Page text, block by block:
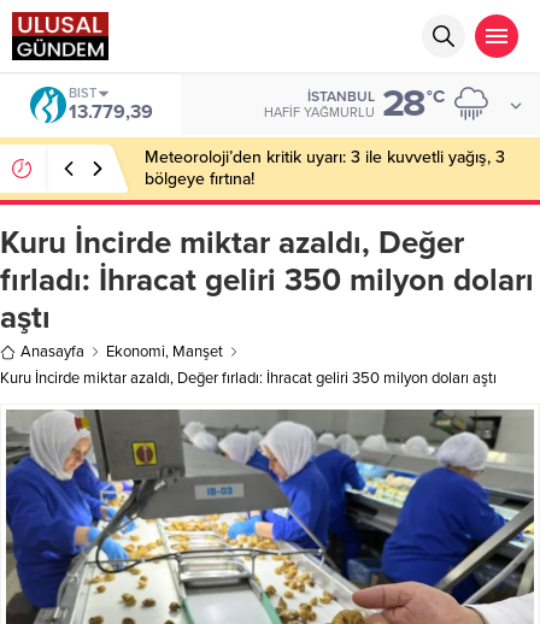
BIST
13.779,39
İSTANBUL
HAFIF YAĞMURLU 28°C
Meteoroloji’den kritik uyarı: 3 ile kuvvetli yağış, 3
bölgeye fırtına!
Kuru İncirde miktar azaldı, Değer
fırladı: İhracat geliri 350 milyon doları
aştı
Anasayfa Ekonomi, Manşet
Kuru İncirde miktar azaldı, Değer fırladı: İhracat geliri 350 milyon doları aştı